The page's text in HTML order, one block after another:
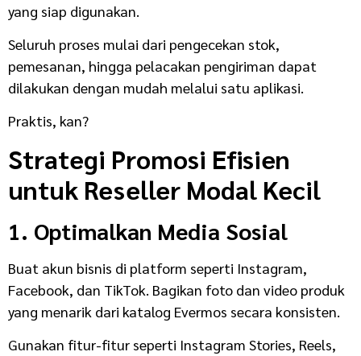
yang siap digunakan.
Seluruh proses mulai dari pengecekan stok,
pemesanan, hingga pelacakan pengiriman dapat
dilakukan dengan mudah melalui satu aplikasi.
Praktis, kan?
Strategi Promosi Efisien
untuk Reseller Modal Kecil
1. Optimalkan Media Sosial
Buat akun bisnis di platform seperti Instagram,
Facebook, dan TikTok. Bagikan foto dan video produk
yang menarik dari katalog Evermos secara konsisten.
Gunakan fitur-fitur seperti Instagram Stories, Reels,